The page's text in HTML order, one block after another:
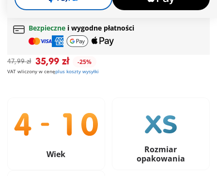
Darmowy prezentod200 zł
Bezpieczne i wygodne płatności
47,99 zł 35,99 zł -25%
VAT wliczony w cenęplus koszty wysyłki
Wiek
Rozmiar
opakowania